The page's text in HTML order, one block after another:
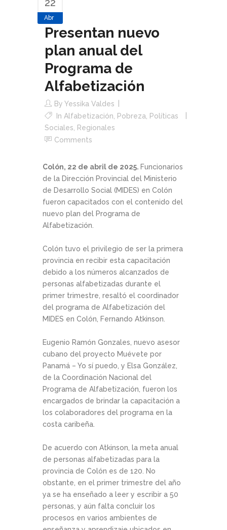
22
Abr
Presentan nuevo
plan anual del
Programa de
Alfabetización
By Yessika Valdes
In Alfabetización Pobreza
Políticas
Sociales
Regionales
Comments
Colón, 22 de abril de 2025. Funcionarios
de la Dirección Provincial del Ministerio
de Desarrollo Social (MIDES) en Colón
fueron capacitados con el contenido del
nuevo plan del Programa de
Alfabetización.
Colón tuvo el privilegio de ser la primera
provincia en recibir esta capacitación
debido a los números alcanzados de
personas alfabetizadas durante el
primer trimestre, resaltó el coordinador
del programa de Alfabetización del
MIDES en Colón, Fernando Atkinson.
Eugenio Ramón Gonzales, nuevo asesor
cubano del proyecto Muévete por
Panamá – Yo sí puedo, y Elsa González,
de la Coordinación Nacional del
Programa de Alfabetización, fueron los
encargados de brindar la capacitación a
los colaboradores del programa en la
costa caribeña.
De acuerdo con Atkinson, la meta anual
de personas alfabetizadas para la
provincia de Colón es de 120. No
obstante, en el primer trimestre del año
ya se ha enseñado a leer y escribir a 50
personas, y aún falta concluir los
procesos en varios ambientes de